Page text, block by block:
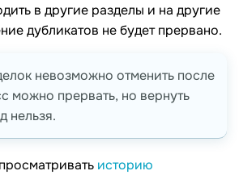
в другие разделы и на другие
дубликатов не будет прервано.
невозможно отменить после
можно прервать, но вернуть
нельзя.
историю